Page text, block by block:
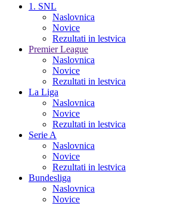
1. SNL
Naslovnica
Novice
Rezultati in lestvica
Premier League
Naslovnica
Novice
Rezultati in lestvica
La Liga
Naslovnica
Novice
Rezultati in lestvica
Serie A
Naslovnica
Novice
Rezultati in lestvica
Bundesliga
Naslovnica
Novice